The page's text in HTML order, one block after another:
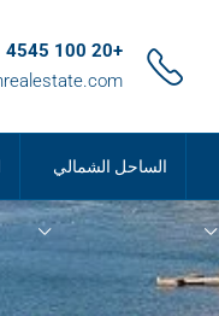
+20 100 4545 121
الساحل الشمالي